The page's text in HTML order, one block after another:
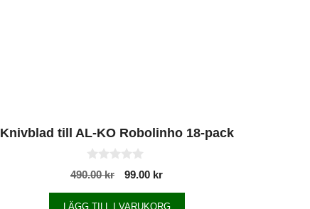
Knivblad till AL-KO Robolinho 18-pack
0
a
v
5
490.00kr 99.00 kr
LÄGG TILL I VARUKORG